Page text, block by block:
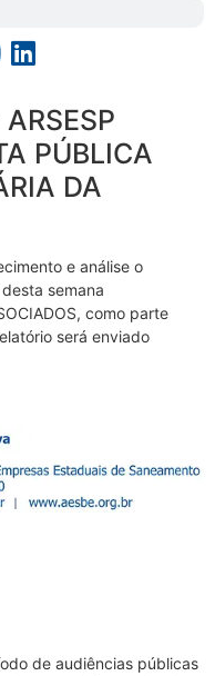
PÚBLICA
DA
e análise o
semana
como parte
será enviado
de audiências públicas